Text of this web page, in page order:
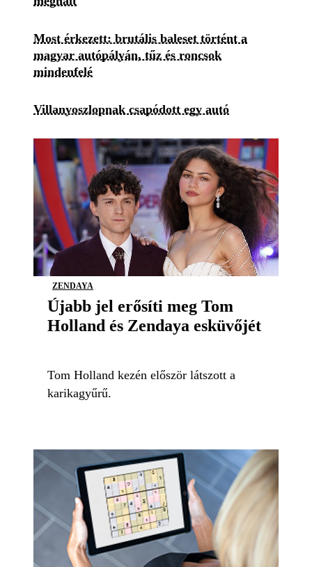
Most érkezett: brutális baleset történt a
magyar autópályán, tűz és roncsok
mindenfelé
Villanyoszlopnak csapódott egy autó
ZENDAYA
Újabb jel erősíti meg Tom
Holland és Zendaya esküvőjét
Tom Holland kezén először látszott a
karikagyűrű.